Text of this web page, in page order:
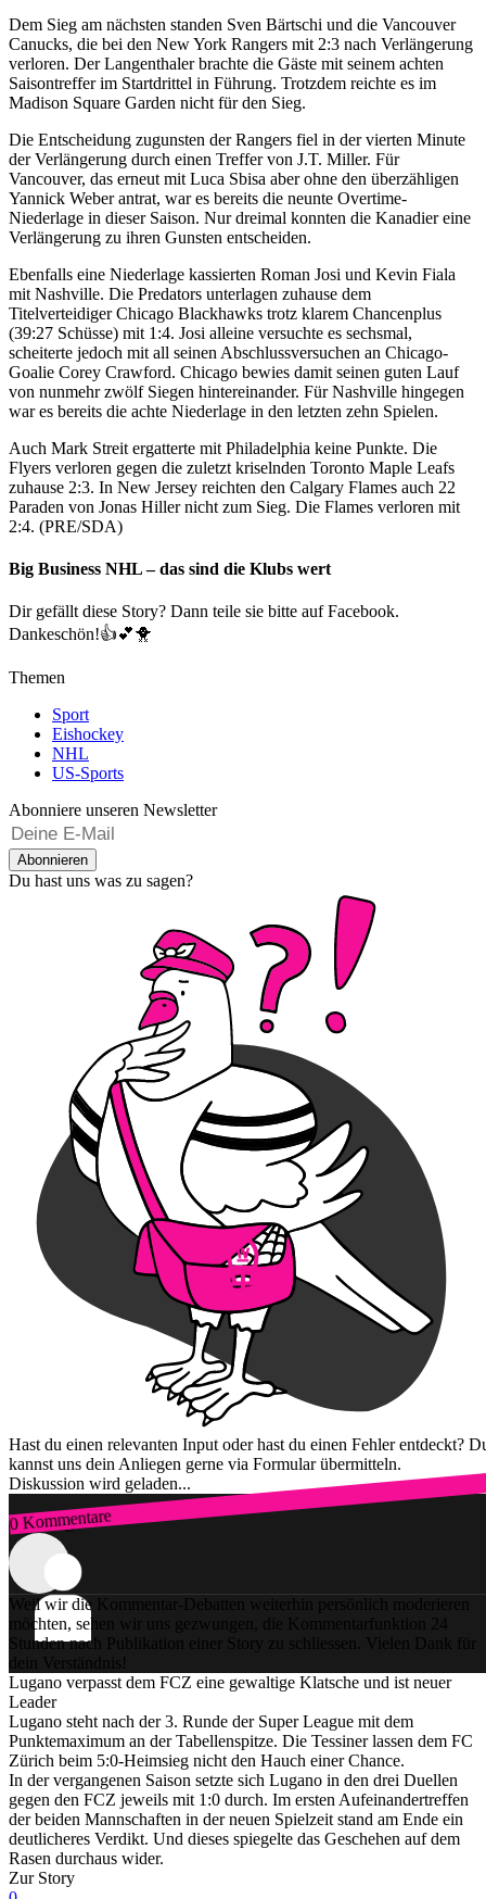
Dem Sieg am nächsten standen Sven Bärtschi und die Vancouver
Canucks, die bei den New York Rangers mit 2:3 nach Verlängerung
verloren. Der Langenthaler brachte die Gäste mit seinem achten
Saisontreffer im Startdrittel in Führung. Trotzdem reichte es im
Madison Square Garden nicht für den Sieg.
Die Entscheidung zugunsten der Rangers fiel in der vierten Minute
der Verlängerung durch einen Treffer von J.T. Miller. Für
Vancouver, das erneut mit Luca Sbisa aber ohne den überzähligen
Yannick Weber antrat, war es bereits die neunte Overtime-
Niederlage in dieser Saison. Nur dreimal konnten die Kanadier eine
Verlängerung zu ihren Gunsten entscheiden.
Ebenfalls eine Niederlage kassierten Roman Josi und Kevin Fiala
mit Nashville. Die Predators unterlagen zuhause dem
Titelverteidiger Chicago Blackhawks trotz klarem Chancenplus
(39:27 Schüsse) mit 1:4. Josi alleine versuchte es sechsmal,
scheiterte jedoch mit all seinen Abschlussversuchen an Chicago-
Goalie Corey Crawford. Chicago bewies damit seinen guten Lauf
von nunmehr zwölf Siegen hintereinander. Für Nashville hingegen
war es bereits die achte Niederlage in den letzten zehn Spielen.
Auch Mark Streit ergatterte mit Philadelphia keine Punkte. Die
Flyers verloren gegen die zuletzt kriselnden Toronto Maple Leafs
zuhause 2:3. In New Jersey reichten den Calgary Flames auch 22
Paraden von Jonas Hiller nicht zum Sieg. Die Flames verloren mit
2:4. (PRE/SDA)
Big Business NHL – das sind die Klubs wert
Dir gefällt diese Story? Dann teile sie bitte auf Facebook.
Dankeschön!👍💕🐥
Themen
Sport
Eishockey
NHL
US-Sports
Abonniere unseren Newsletter
Abonnieren
Du hast uns was zu sagen?
Hast du einen relevanten Input oder hast du einen Fehler entdeckt?
kannst uns dein Anliegen gerne via Formular übermitteln.
Diskussion wird geladen...
0 Kommentare
Zum Login
Weil wir die Kommentar-Debatten weiterhin persönlich moderieren
möchten, sehen wir uns gezwungen, die Kommentarfunktion 24
Stunden nach Publikation einer Story zu schliessen. Vielen Dank für
dein Verständnis!
Lugano verpasst dem FCZ eine gewaltige Klatsche und ist neuer
Leader
Lugano steht nach der 3. Runde der Super League mit dem
Punktemaximum an der Tabellenspitze. Die Tessiner lassen dem FC
Zürich beim 5:0-Heimsieg nicht den Hauch einer Chance.
In der vergangenen Saison setzte sich Lugano in den drei Duellen
gegen den FCZ jeweils mit 1:0 durch. Im ersten Aufeinandertreffen
der beiden Mannschaften in der neuen Spielzeit stand am Ende ein
deutlicheres Verdikt. Und dieses spiegelte das Geschehen auf dem
Rasen durchaus wider.
Zur Story